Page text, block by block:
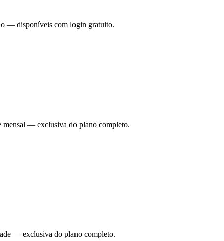
— disponíveis com login gratuito.
mensal — exclusiva do plano completo.
— exclusiva do plano completo.